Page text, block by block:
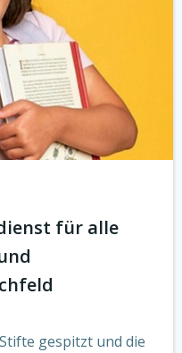
für alle
gespitzt und die